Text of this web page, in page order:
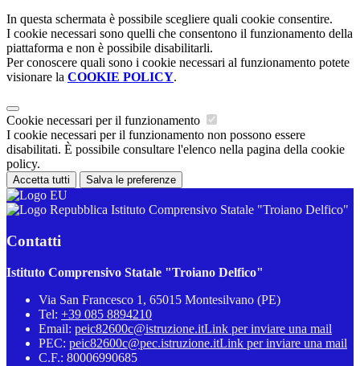
In questa schermata è possibile scegliere quali cookie consentire.
I cookie necessari sono quelli che consentono il funzionamento della
piattaforma e non è possibile disabilitarli.
Per conoscere quali sono i cookie necessari al funzionamento potete
visionare la COOKIE POLICY.
Cookie necessari per il funzionamento
I cookie necessari per il funzionamento non possono essere
disabilitati. È possibile consultare l'elenco nella pagina della cookie
policy.
Accetta tutti Salva le preferenze
Istituto Comprensivo Statale "Troiano Delfico"
Contatti
Istituto Comprensivo Statale "Troiano Delfico"
Via San Francesco 1, 65015 Montesilvano (PE)
Tel: +39 085 8894210
Email: peic82600c@istruzione.itLink per inviare una mail
PEC: peic82600c@pec.istruzione.itLink per inviare una mail
C.F.: 80006990685